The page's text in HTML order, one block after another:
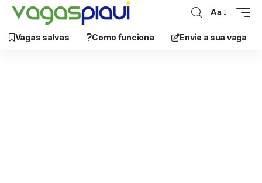
Aa
Vagas salvas Como funciona Envie a sua vaga